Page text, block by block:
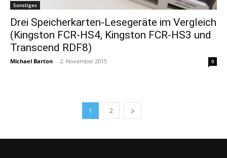
Sonstiges
Drei Speicherkarten-Lesegeräte im Vergleich
(Kingston FCR-HS4, Kingston FCR-HS3 und
Transcend RDF8)
Michael Barton - 2. November 2015 0
1 2